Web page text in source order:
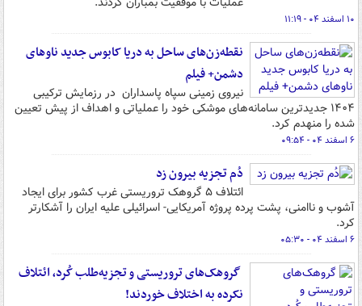
۱۰ اسفند ۰۴ - ۱۱:۱۹
نقطه‌زن‌های ساحل به دریا کابوس جدید ناوهای
دشمن+ فیلم
نیروی زمینی سپاه پاسداران در رزمایش ترکیبی
۱۴۰۴ جدیدترین سامانه‌های موشکی خود را عملیاتی و اهداف از پیش تعیین
شده را منهدم کرد.
۶ اسفند ۰۴ - ۰۹:۵۴
دُم تجزیه بیرون زد
ائتلاف ۵ گروهک تروریستی غرب کشور برای ایجاد
آشوب و ناامنی، پشت پرده پروژه آمریکایی- اسرائیلی علیه ایران را آشکارتر
کرد.
۶ اسفند ۰۴ - ۰۵:۳۰
گروهک‌های تروریستی و تجزیه‌طلب کُرد، ائتلاف
نکرده به اختلاف خوردند!